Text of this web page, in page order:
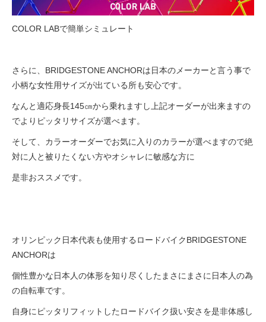
COLOR LABで簡単シミュレート
さらに、BRIDGESTONE ANCHORは日本のメーカーと言う事で
小柄な女性用サイズが出ている所も安心です。
なんと適応身長145㎝から乗れますし上記オーダーが出来ますの
でよりピッタリサイズが選べます。
そして、カラーオーダーでお気に入りのカラーが選べますので絶
対に人と被りたくない方やオシャレに敏感な方に
是非おススメです。
オリンピック日本代表も使用するロードバイクBRIDGESTONE
ANCHORは
個性豊かな日本人の体形を知り尽くしたまさにまさに日本人の為
の自転車です。
自身にピッタリフィットしたロードバイク扱い安さを是非体感し